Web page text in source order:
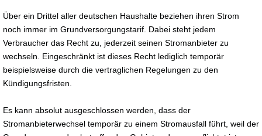
Über ein Drittel aller deutschen Haushalte beziehen ihren Strom
noch immer im Grundversorgungstarif. Dabei steht jedem
Verbraucher das Recht zu, jederzeit seinen Stromanbieter zu
wechseln. Eingeschränkt ist dieses Recht lediglich temporär
beispielsweise durch die vertraglichen Regelungen zu den
Kündigungsfristen.
Es kann absolut ausgeschlossen werden, dass der
Stromanbieterwechsel temporär zu einem Stromausfall führt, weil der